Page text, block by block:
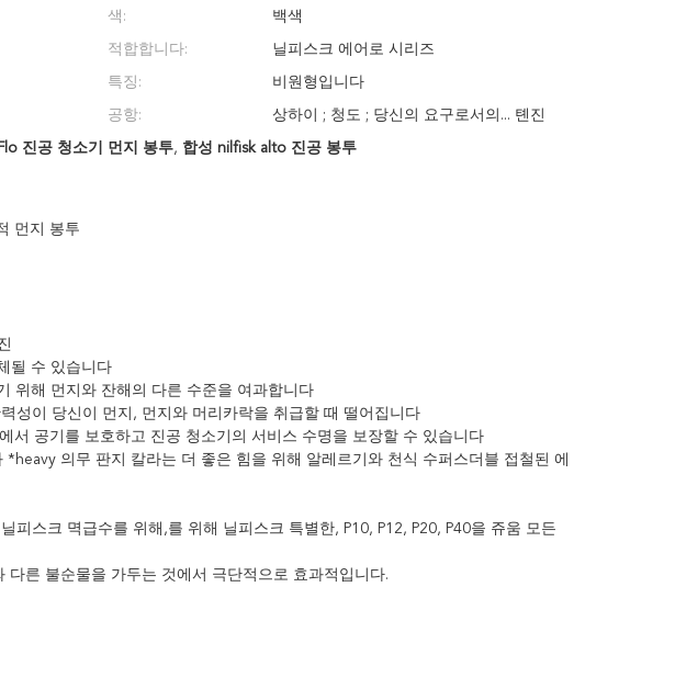
색: 백색
적합합니다: 닐피스크 에어로 시리즈
특징: 비원형입니다
공항: 상하이 ; 청도 ; 당신의 요구로서의... 톈진
진공 청소기 먼지 봉투, 합성 nilfisk alto 진공 봉투
먼지 봉투
될 수 있습니다
위해 먼지와 잔해의 다른 수준을 여과합니다
성이 당신이 먼지, 먼지와 머리카락을 취급할 때 떨어집니다
서 공기를 보호하고 진공 청소기의 서비스 수명을 보장할 수 있습니다
의무 판지 칼라는 더 좋은 힘을 위해 알레르기와 천식 수퍼스더블 접철된 에
피스크 멱급수를 위해,를 위해 닐피스크 특별한, P10, P12, P20, P40을 쥬움 모든
른 불순물을 가두는 것에서 극단적으로 효과적입니다.